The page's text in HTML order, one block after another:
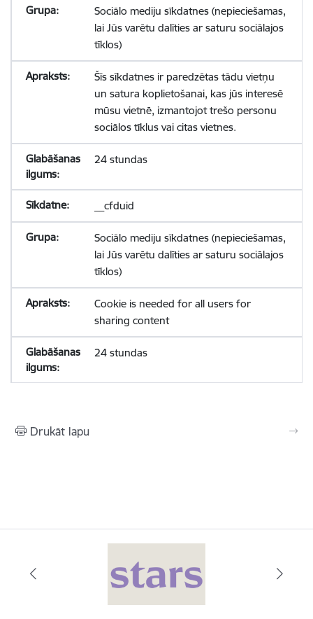
Sociālo mediju sīkdatnes (nepieciešamas,
lai Jūs varētu dalīties ar saturu sociālajos
tīklos)
Šīs sīkdatnes ir paredzētas tādu vietņu
un satura koplietošanai, kas jūs interesē
mūsu vietnē, izmantojot trešo personu
sociālos tīklus vai citas vietnes.
24 stundas
__cfduid
Sociālo mediju sīkdatnes (nepieciešamas,
lai Jūs varētu dalīties ar saturu sociālajos
tīklos)
Cookie is needed for all users for
sharing content
24 stundas
Drukāt lapu